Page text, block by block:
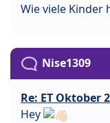
Wie viele Kinder
Nise1309
Re: ET Oktober
Hey